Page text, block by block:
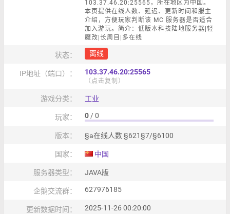
103.37.46.20:25565，所在地区为中国。
本页提供在线人数、延迟、更新时间和服主
介绍，方便玩家判断该 MC 服务器是否适合
加入游玩。简介：低版本科技陆地服务器|轻
魔改|长周目|多在线
状态： 离线
IP地址（端口）： 103.37.46.20:25565
（点击复制）
游戏分类： 工业
玩家： 0 / 0
版本： §a在线人数 §621§7/§6100
国家： 中国
服务器类型： JAVA版
企鹅交流群： 627976185
更新数据时间： 2025-11-26 00:20:00